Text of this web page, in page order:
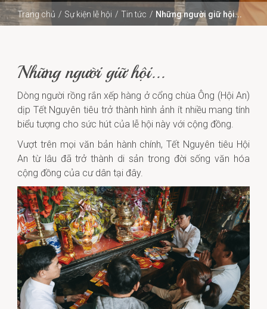
Trang chủ Sự kiện lễ hội Tin tức Những người giữ hội...
Những người giữ hội...
Dòng người rồng rắn xếp hàng ở cổng chùa Ông (Hội An)
dịp Tết Nguyên tiêu trở thành hình ảnh ít nhiều mang tính
biểu tượng cho sức hút của lễ hội này với cộng đồng.
Vượt trên mọi văn bản hành chính, Tết Nguyên tiêu Hội
An từ lâu đã trở thành di sản trong đời sống văn hóa
cộng đồng của cư dân tại đây.